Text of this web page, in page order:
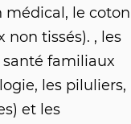
médical, le coton
tissés). , les
santé familiaux
les piluliers,
et les